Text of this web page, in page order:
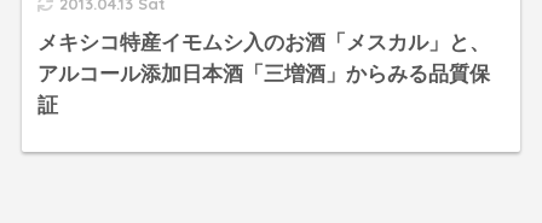
メキシコ特産イモムシ入のお酒「メスカル」と、
アルコール添加日本酒「三増酒」からみる品質保
証